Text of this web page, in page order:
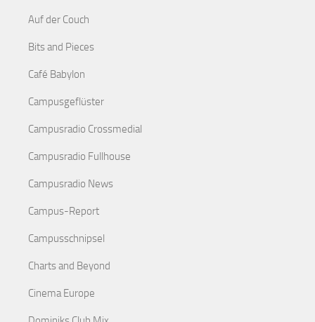
Auf der Couch
Bits and Pieces
Café Babylon
Campusgeflüster
Campusradio Crossmedial
Campusradio Fullhouse
Campusradio News
Campus-Report
Campusschnipsel
Charts and Beyond
Cinema Europe